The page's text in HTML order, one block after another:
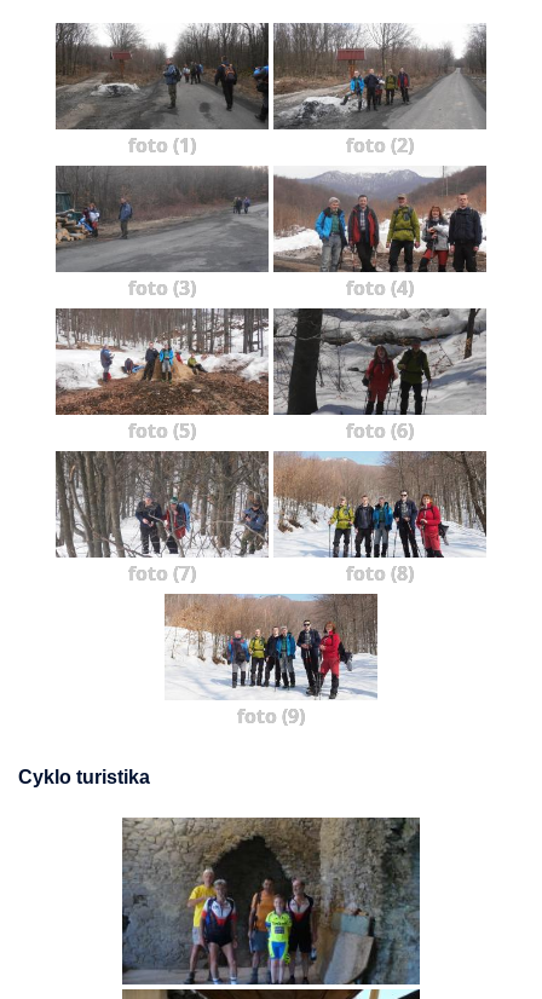
foto (1) foto (2)
foto (3) foto (4)
foto (5) foto (6)
foto (7) foto (8)
foto (9)
Cyklo turistika